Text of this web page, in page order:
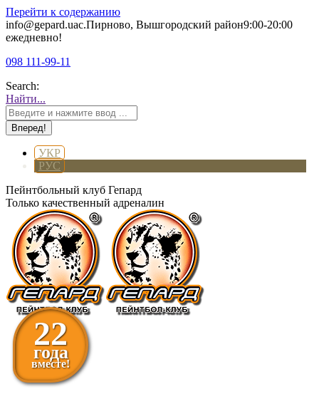
Перейти к содержанию
info@gepard.uaс.Пирново, Вышгородский район9:00-20:00
ежедневно!
098 111-99-11
Search:
Найти...
УКР
РУС
Пейнтбольный клуб Гепард
Только качественный адреналин
22
года
вместе!